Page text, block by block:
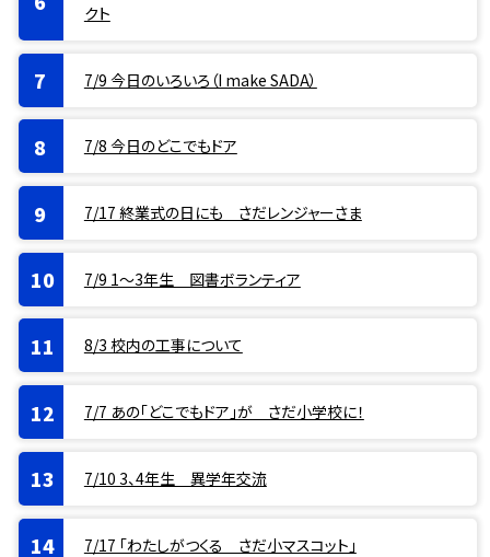
クト
7/9 今日のいろいろ（I make SADA）
7/8 今日のどこでもドア
7/17 終業式の日にも さだレンジャーさま
7/9 1〜3年生 図書ボランティア
8/3 校内の工事について
7/7 あの「どこでもドア」が さだ小学校に！
7/10 3、4年生 異学年交流
7/17 「わたしがつくる さだ小マスコット」